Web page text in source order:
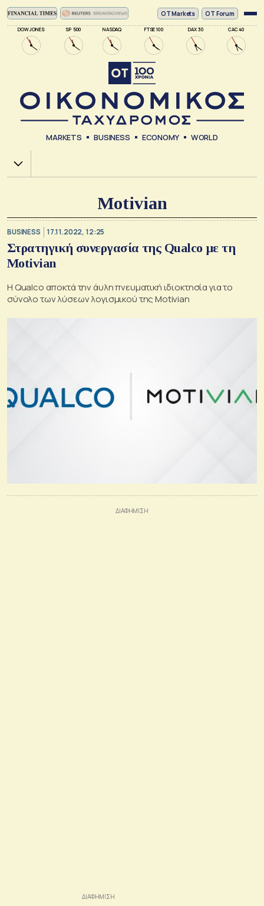
DOW JONES SP 500 NASDAQ FTSE 100 DAX 30 CAC 40
ΟΤ Markets OT Forum
MARKETS BUSINESS ECONOMY WORLD
Χ.Α.
Motivian
BUSINESS 17.11.2022, 12:25
Στρατηγική συνεργασία της Qualco με τη
Motivian
H Qualco αποκτά την άυλη πνευματική ιδιοκτησία για το
σύνολο των λύσεων λογισμικού της Motivian